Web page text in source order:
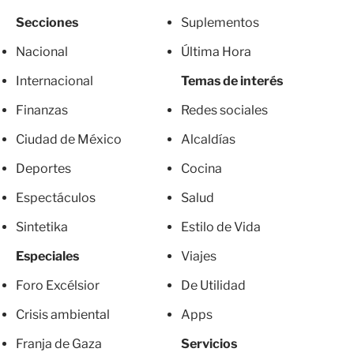
Secciones
Nacional
Internacional
Finanzas
Ciudad de México
Deportes
Espectáculos
Sintetika
Especiales
Foro Excélsior
Crisis ambiental
Franja de Gaza
Suplementos
Última Hora
Temas de interés
Redes sociales
Alcaldías
Cocina
Salud
Estilo de Vida
Viajes
De Utilidad
Apps
Servicios